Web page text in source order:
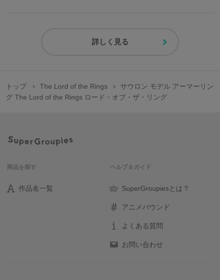
詳しく見る
トップ The Lord of the Rings
サウロン モデル アーマーリン
グ The Lord of the Rings ロード・オブ・ザ・リング
商品を探す
作品名一覧
ヘルプ＆ガイド
SuperGroupiesとは？
アニメバウンド
よくある質問
お問い合わせ